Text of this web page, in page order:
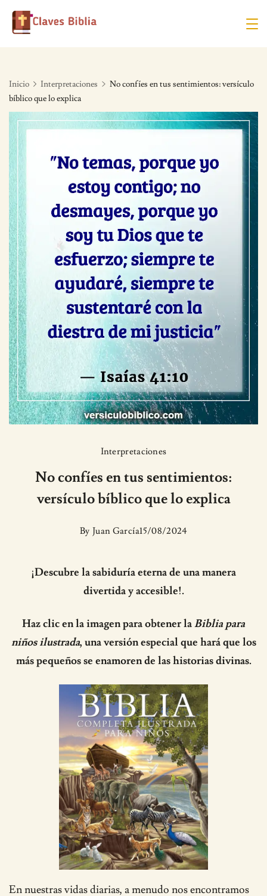
Skip
Inicio Interpretaciones
No confíes en tus sentimientos: versículo
bíblico que lo explica
Interpretaciones
No confíes en tus sentimientos:
versículo bíblico que lo explica
By Juan García15/08/2024
¡Descubre la sabiduría eterna de una manera
divertida y accesible!.
Haz clic en la imagen para obtener laBiblia para
niños ilustrada, una versión especial que hará que los
más pequeños se enamoren de las historias divinas.
En nuestras vidas diarias, a menudo nos encontramos